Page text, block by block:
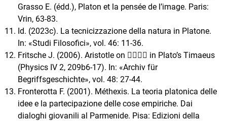
Grasso E. (édd.), Platon et la pensée de l’image. Paris:
Vrin, 63-83.
Id. (2023c). La tecnicizzazione della natura in Platone.
In: «Studi Filosofici», vol. 46: 11-36.
Fritsche J. (2006). Aristotle on 􀈋􀈫􀈡􀄮 in Plato’s Timaeus
(Physics IV 2, 209b6-17). In: «Archiv für
Begriffsgeschichte», vol. 48: 27-44.
Fronterotta F. (2001). Méthexis. La teoria platonica delle
idee e la partecipazione delle cose empiriche. Dai
dialoghi giovanili al Parmenide. Pisa: Edizioni della